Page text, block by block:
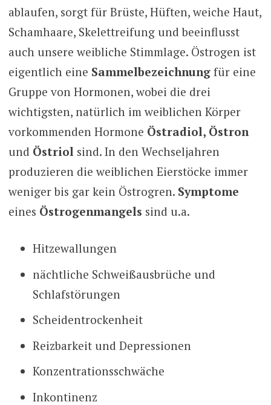
ablaufen, sorgt für Brüste, Hüften, weiche Haut,
Schamhaare, Skelettreifung und beeinflusst
auch unsere weibliche Stimmlage. Östrogen ist
eigentlich eine Sammelbezeichnungfür eine
Gruppe von Hormonen, wobei die drei
wichtigsten, natürlich im weiblichen Körper
vorkommenden Hormone Östradiol, Östron
und Östriol sind. In den Wechseljahren
produzieren die weiblichen Eierstöcke immer
weniger bis gar kein Östrogren. Symptome
eines Östrogenmangels sind u.a.
Hitzewallungen
nächtliche Schweißausbrüche und
Schlafstörungen
Scheidentrockenheit
Reizbarkeit und Depressionen
Konzentrationsschwäche
Inkontinenz